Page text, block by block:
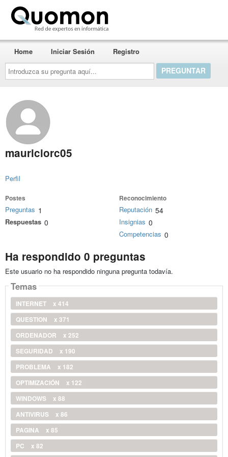
Introduzca
su
pregunta
aquí...
Home Iniciar Sesión Registro
mauriciorc05
Perfil
Postes
Preguntas 1
Respuestas 0
Reconocimiento
Reputación 54
Insignias 0
Competencias 0
Ha respondido 0 preguntas
Este usuario no ha respondido ninguna pregunta todavía.
Temas
INTERNET
x 414
QUESTION
x 371
ORDENADOR
x 252
SEGURIDAD
x 190
PROBLEMA
x 182
OPTIMIZACIÓN
x 122
WINDOWS
x 88
ANTIVIRUS
x 86
PAGINA
x 85
PC
x 82